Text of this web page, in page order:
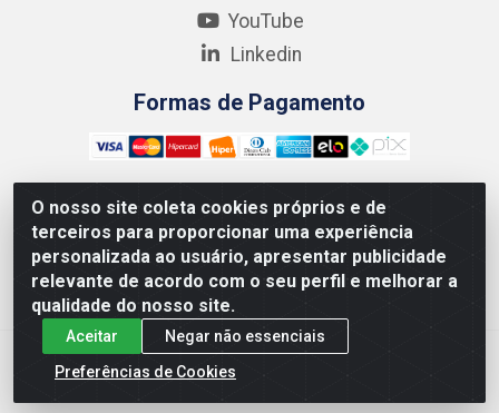
O nosso site coleta cookies próprios e de
terceiros para proporcionar uma experiência
personalizada ao usuário, apresentar publicidade
relevante de acordo com o seu perfil e melhorar a
qualidade do nosso site.
Aceitar
Negar não essenciais
Preferências de Cookies
YouTube
Linkedin
Formas de Pagamento
Kgmlan Distribuidora LTDA - CNPJ 18.217.682/0001-54 -
Rua Pedro de Barros Cavalcante, 58 - Bultrins, Olinda/PE
- CEP 53320-110